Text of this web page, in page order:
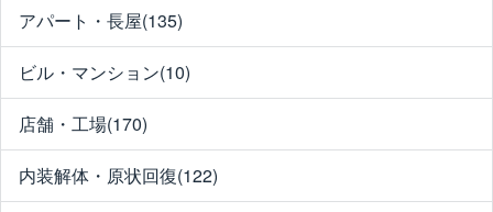
アパート・長屋(135)
ビル・マンション(10)
店舗・工場(170)
内装解体・原状回復(122)